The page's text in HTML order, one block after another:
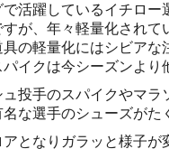
活躍しているイチロー
が、年々軽量化されて
の軽量化にはシビアな
イクは今シーズンより
投手のスパイクやマ
な選手のシューズがた
となりガラッと様子が